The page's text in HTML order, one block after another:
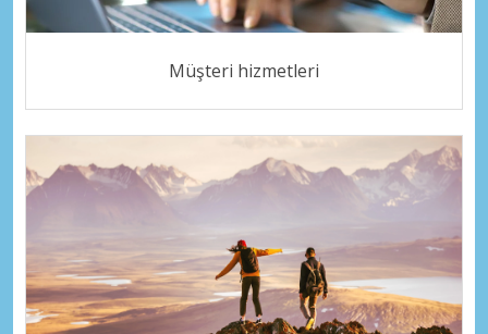
Müşteri hizmetleri